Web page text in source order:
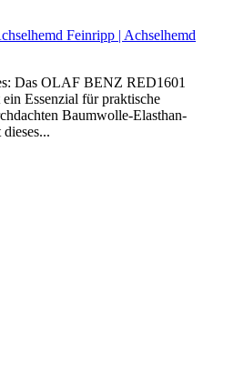
Feinripp | Achselhemd
Das OLAF BENZ RED1601
Essenzial für praktische
Baumwolle-Elasthan-